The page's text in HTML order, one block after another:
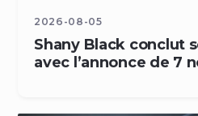
2026-08-05
Shany Black conclut
avec l’annonce de 7